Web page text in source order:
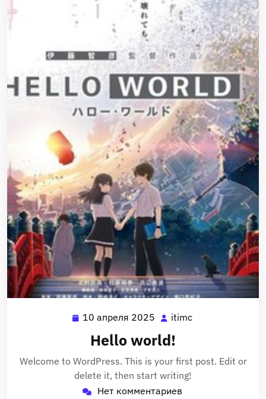
10 апреля 2025 10
апреля
2025
itimc
Hello world!
Welcome to WordPress. This is your first post. Edit or
delete it, then start writing!
Нет комментариев